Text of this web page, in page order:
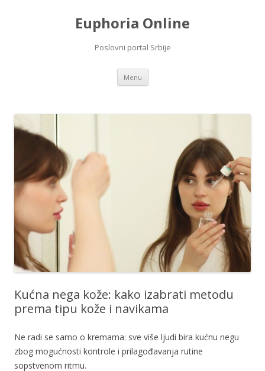
Euphoria Online
Poslovni portal Srbije
Menu Skip
content
Kućna nega kože: kako izabrati metodu
prema tipu kože i navikama
Ne radi se samo o kremama: sve više ljudi bira kućnu negu
zbog mogućnosti kontrole i prilagođavanja rutine
sopstvenom ritmu.